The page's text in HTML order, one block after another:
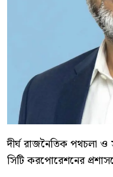
দীর্ঘ রাজনৈতিক পথচলা
সিটি করপোরেশনের